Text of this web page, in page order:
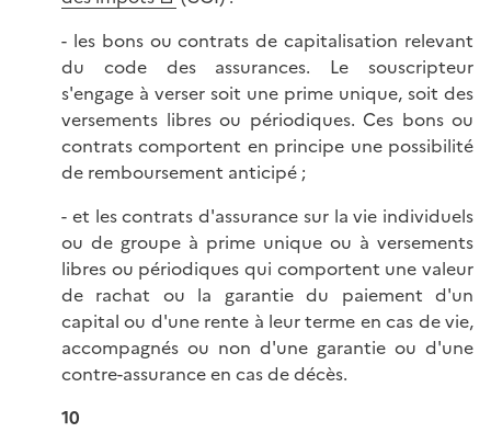
- les bons ou contrats de capitalisation relevant
du code des assurances. Le souscripteur
s'engage à verser soit une prime unique, soit des
versements libres ou périodiques. Ces bons ou
contrats comportent en principe une possibilité
de remboursement anticipé ;
- et les contrats d'assurance sur la vie individuels
ou de groupe à prime unique ou à versements
libres ou périodiques qui comportent une valeur
de rachat ou la garantie du paiement d'un
capital ou d'une rente à leur terme en cas de vie,
accompagnés ou non d'une garantie ou d'une
contre-assurance en cas de décès.
10